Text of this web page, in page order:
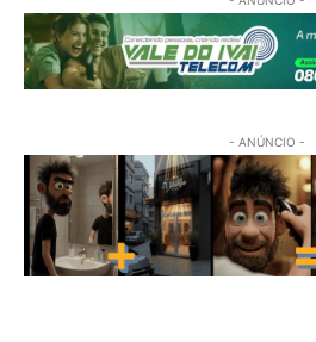
- ANÚNCIO -